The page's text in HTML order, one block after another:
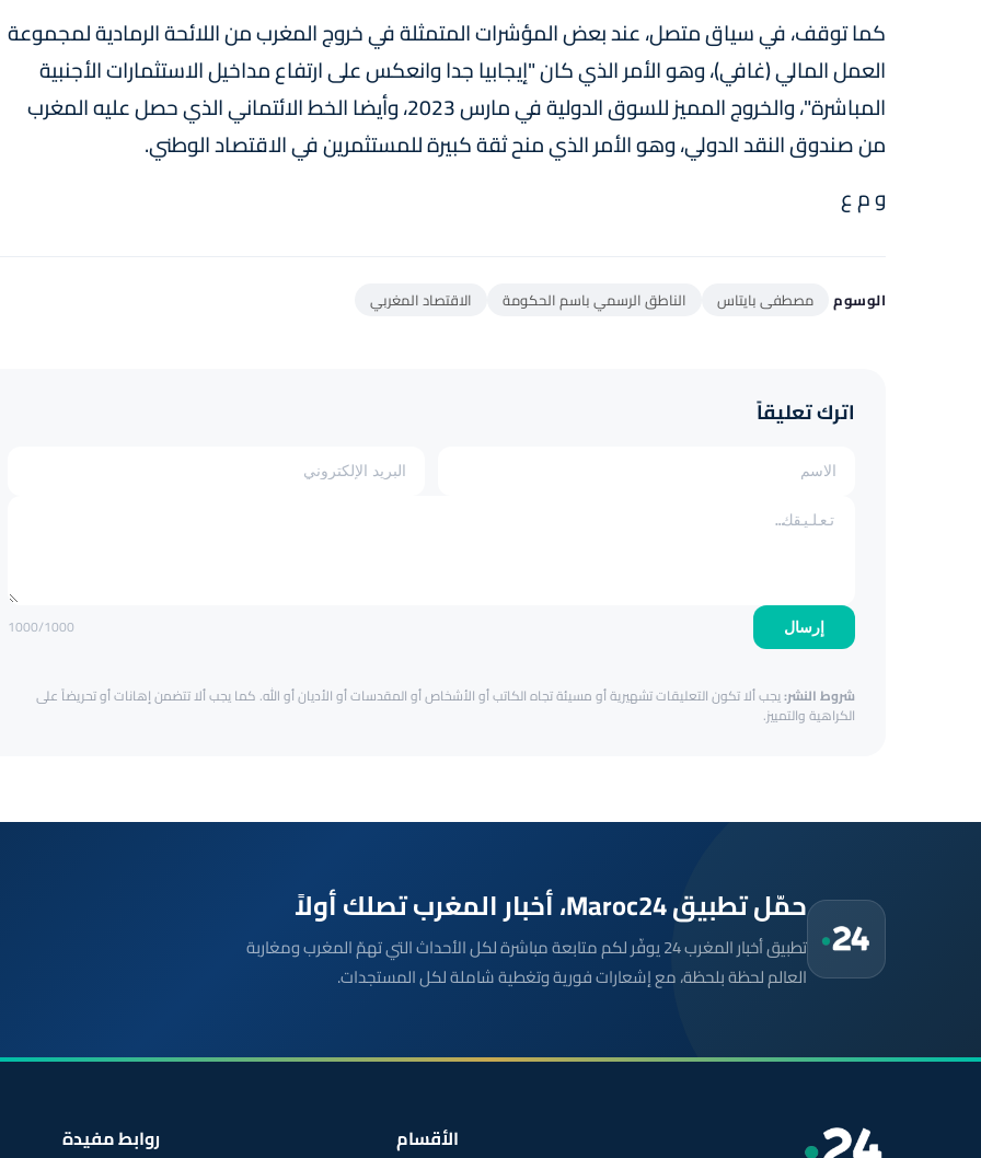
كما توقف، في سياق متصل، عند بعض المؤشرات المتمثلة في خروج المغرب من اللائحة الرمادية لمجموعة
العمل المالي (غافي)، وهو الأمر الذي كان "إيجابيا جدا وانعكس على ارتفاع مداخيل الاستثمارات الأجنبية
المباشرة"، والخروج المميز للسوق الدولية في مارس 2023، وأيضا الخط الائتماني الذي حصل عليه المغرب
من صندوق النقد الدولي، وهو الأمر الذي منح ثقة كبيرة للمستثمرين في الاقتصاد الوطني.
و م ع
الوسوم مصطفى بايتاس الناطق الرسمي باسم الحكومة الاقتصاد المغربي
اترك تعليقاً
إرسال 1000/1000
شروط النشر:يجب ألا تكون التعليقات تشهيرية أو مسيئة تجاه الكاتب أو الأشخاص أو المقدسات أو الأديان أو الله. كما يجب ألا تتضمن إهانات أو تحريضاً على
الكراهية والتمييز.
حمّل تطبيق Maroc24، أخبار المغرب تصلك أولاً
تطبيق أخبار المغرب 24 يوفّر لكم متابعة مباشرة لكل الأحداث التي تهمّ المغرب ومغاربة
العالم لحظة بلحظة، مع إشعارات فورية وتغطية شاملة لكل المستجدات.
الأقسام روابط مفيدة